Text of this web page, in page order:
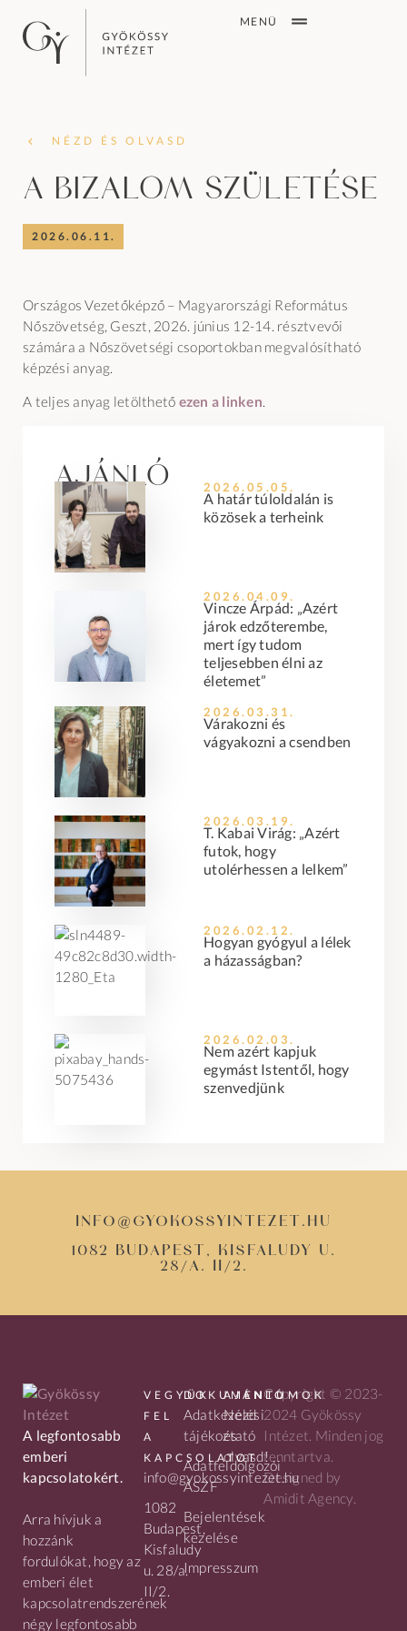
MENÜ
NÉZD ÉS OLVASD
A bizalom születése
2026.06.11.
Országos Vezetőképző – Magyarországi Református
Nőszövetség, Geszt, 2026. június 12-14. résztvevői
számára a Nőszövetségi csoportokban megvalósítható
képzési anyag.
A teljes anyag letölthető ezen a linken.
Ajánló 2026.05.05.
A határ túloldalán is
közösek a terheink
2026.04.09.
Vincze Árpád: „Azért
járok edzőterembe,
mert így tudom
teljesebben élni az
életemet”
2026.03.31.
Várakozni és
vágyakozni a csendben
2026.03.19.
T. Kabai Virág: „Azért
futok, hogy
utolérhessen a lelkem”
2026.02.12.
Hogyan gyógyul a lélek
a házasságban?
2026.02.03.
Nem azért kapjuk
egymást Istentől, hogy
szenvedjünk
info@gyokossyintezet.hu
1082 Budapest, Kisfaludy u.
28/a. II/2.
A legfontosabb
emberi
kapcsolatokért.
Arra hívjuk a
hozzánk
fordulókat, hogy az
emberi élet
kapcsolatrendszerének
négy legfontosabb
VEGYÜK
FEL
A
KAPCSOLATOT
info@gyokossyintezet.hu
1082
Budapest,
Kisfaludy
u. 28/a.
II/2.
DOKUMENTUMOK
Adatkezelési
tájékoztató
Adatfeldolgozói
ÁSZF
Bejelentések
kezelése
Impresszum
AJÁNLÓ
Nézd
és
olvasd!
Copyright © 2023-
2024 Gyökössy
Intézet. Minden jog
fenntartva.
Designed by
Amidit Agency.